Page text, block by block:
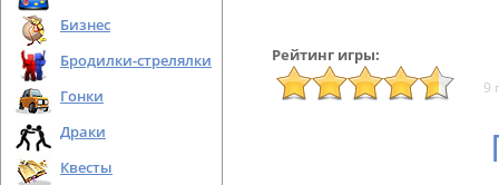
Бизнес
Бродилки-стрелялки
Гонки
Драки
Квесты
Рейтинг игры:
9